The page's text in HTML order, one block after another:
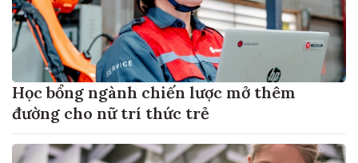
Học bổng ngành chiến lược mở thêm
đường cho nữ trí thức trẻ